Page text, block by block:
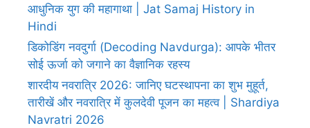
आधुनिक युग की महागाथा | Jat Samaj History in
Hindi
डिकोडिंग नवदुर्गा (Decoding Navdurga): आपके भीतर
सोई ऊर्जा को जगाने का वैज्ञानिक रहस्य
शारदीय नवरात्रि 2026: जानिए घटस्थापना का शुभ मुहूर्त,
तारीखें और नवरात्रि में कुलदेवी पूजन का महत्व | Shardiya
Navratri 2026